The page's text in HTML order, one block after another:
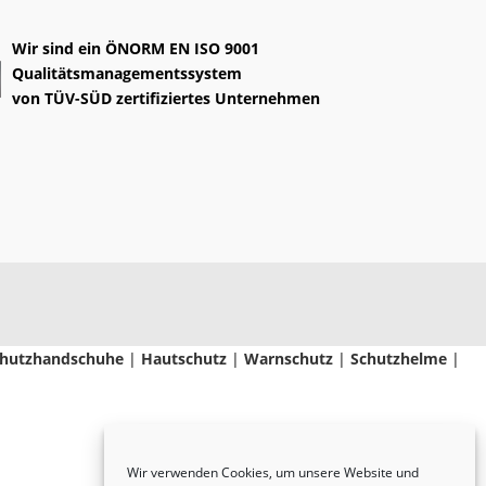
Wir verwenden Cookies, um unsere Website und
Wir sind einÖNORM EN ISO 9001
Qualitätsmanagementssystem
vonTÜV-SÜD zertifiziertes Unternehmen
| Hautschutz| Warnschutz| Schutzhelme|